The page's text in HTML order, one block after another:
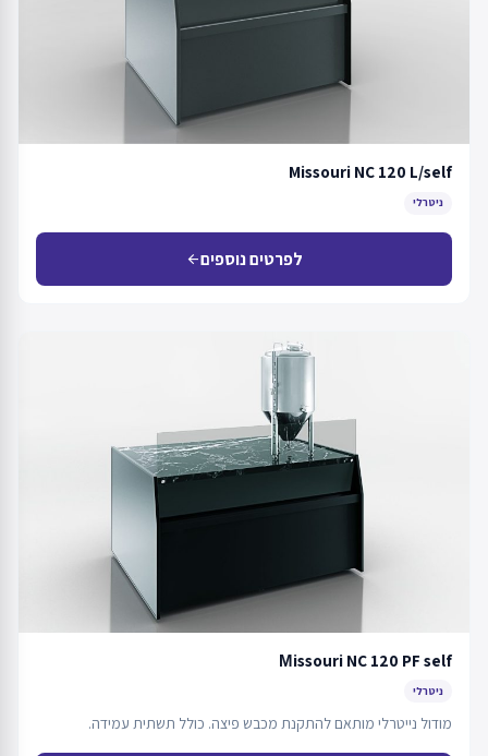
Missouri NC 120 L/self
ניטרלי
לפרטים נוספיםarrow_back
Мissouri NC 120 PF self
ניטרלי
מודול נייטרלי מותאם להתקנת מכבש פיצה. כולל תשתית עמידה.